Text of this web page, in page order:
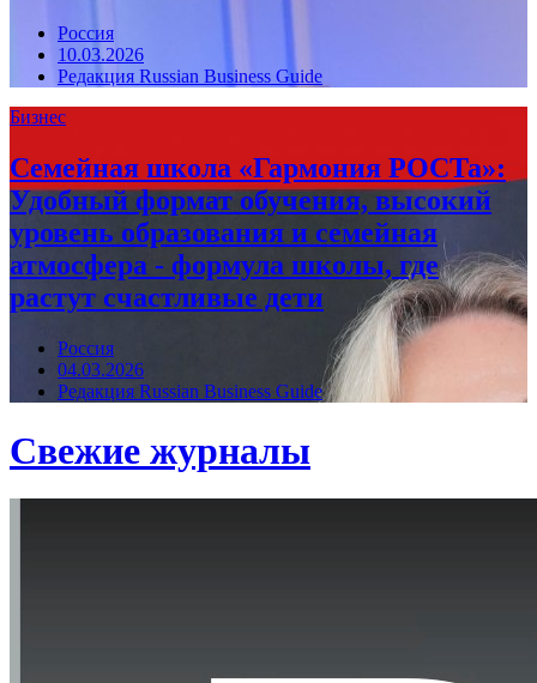
Россия
10.03.2026
Редакция Russian Business Guide
Бизнес
Семейная школа «Гармония РОСТа»:
Удобный формат обучения, высокий
уровень образования и семейная
атмосфера - формула школы, где
растут счастливые дети
Россия
04.03.2026
Редакция Russian Business Guide
Свежие журналы